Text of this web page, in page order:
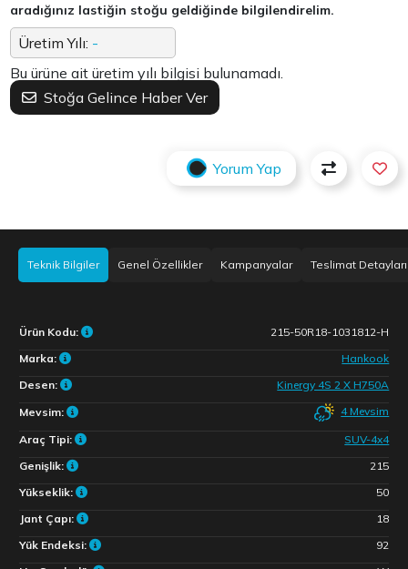
aradığınız lastiğin stoğu geldiğinde bilgilendirelim.
Üretim Yılı: -
Bu ürüne ait üretim yılı bilgisi bulunamadı.
Stoğa Gelince Haber Ver
Yorum Yap
Teknik Bilgiler Genel Özellikler Kampanyalar Teslimat Detayları
Ürün Kodu:
215-50R18-1031812-H
Marka:
Hankook
Desen:
Kinergy 4S 2 X H750A
Mevsim:
4 Mevsim
Araç Tipi:
SUV-4x4
Genişlik:
215
Yükseklik:
50
Jant Çapı:
18
Yük Endeksi:
92